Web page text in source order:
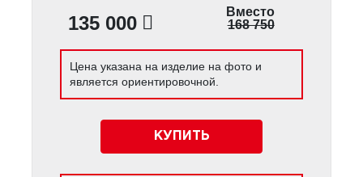
135 000
Вместо
168 750
Цена указана на изделие на фото и
является ориентировочной.
КУПИТЬ